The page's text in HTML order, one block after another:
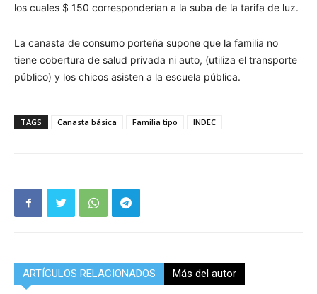
los cuales $ 150 corresponderían a la suba de la tarifa de luz.
La canasta de consumo porteña supone que la familia no
tiene cobertura de salud privada ni auto, (utiliza el transporte
público) y los chicos asisten a la escuela pública.
TAGS Canasta básica Familia tipo INDEC
ARTÍCULOS RELACIONADOS Más del autor